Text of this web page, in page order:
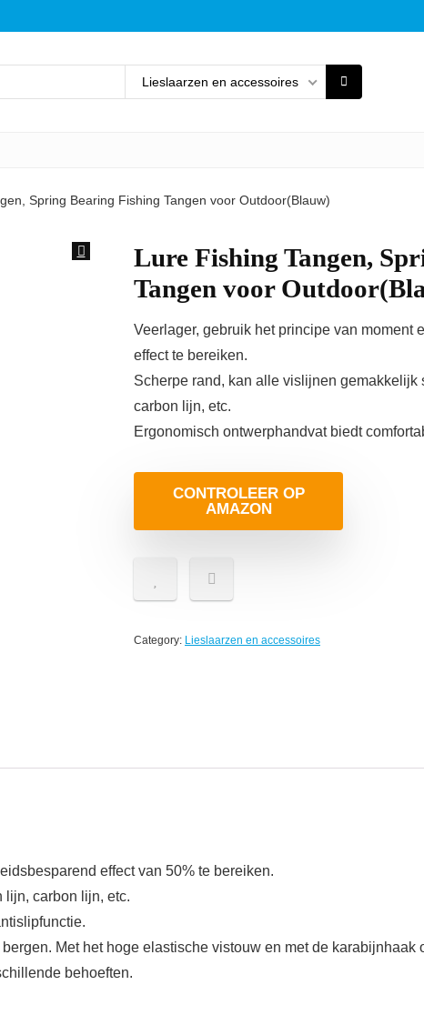
Lieslaarzen en accessoires
Spring Bearing Fishing Tangen voor Outdoor(Blauw)
Lure Fishing Tangen,
Tangen voor
Veerlager, gebruik het principe van moment
effect te bereiken.
Scherpe rand, kan alle vislijnen
carbon lijn, etc.
Ergonomisch ontwerphandvat biedt
CONTROLEER OP
AMAZON
Category: Lieslaarzen en accessoires
effect van 50% te bereiken.
carbon lijn, etc.
Met het hoge elastische vistouw en met de karabijnhaak
behoeften.